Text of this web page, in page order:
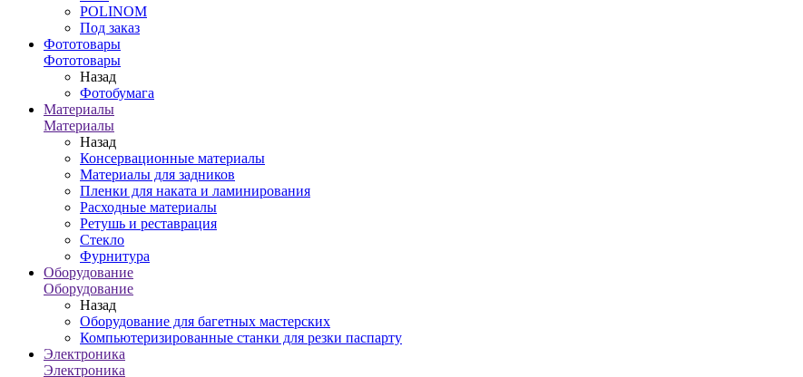
POLINOM
Под заказ
Фототовары
Фототовары
Назад
Фотобумага
Материалы
Материалы
Назад
Консервационные материалы
Материалы для задников
Пленки для наката и ламинирования
Расходные материалы
Ретушь и реставрация
Стекло
Фурнитура
Оборудование
Оборудование
Назад
Оборудование для багетных мастерских
Компьютеризированные станки для резки паспарту
Электроника
Электроника